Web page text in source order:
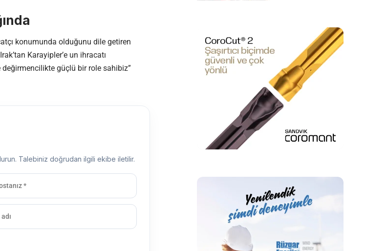
konumunda olduğunu dile getiren
Karayipler’e un ihracatı
güçlü bir role sahibiz”
Talebiniz doğrudan ilgili ekibe iletilir.